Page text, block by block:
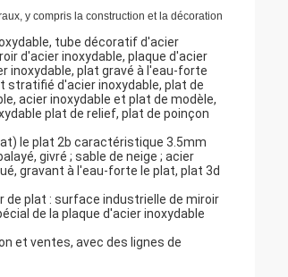
y compris la construction et la décoration
tube décoratif d'acier
d'acier inoxydable, plaque d'acier
inoxydable, plat gravé à l'eau-forte
stratifié d'acier inoxydable, plat de
acier inoxydable et plat de modèle,
plat de relief, plat de poinçon
le plat 2b caractéristique 3.5mm
givré ; sable de neige ; acier
gravant à l'eau-forte le plat, plat 3d
de plat : surface industrielle de miroir
de la plaque d'acier inoxydable
et ventes, avec des lignes de